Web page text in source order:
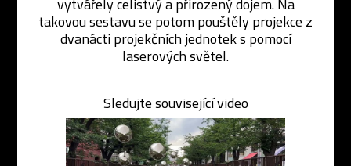
vytvářely celistvý a přirozený dojem. Na
takovou sestavu se potom pouštěly projekce z
dvanácti projekčních jednotek s pomocí
laserových světel.
Sledujte související video